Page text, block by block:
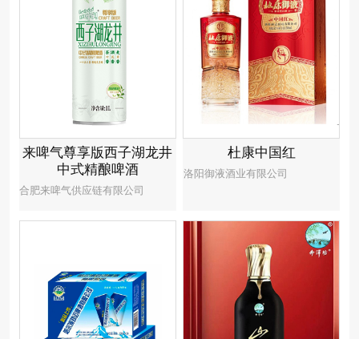
来啤气尊享版西子湖龙井
中式精酿啤酒
合肥来啤气供应链有限公司
杜康中国红
洛阳御液酒业有限公司